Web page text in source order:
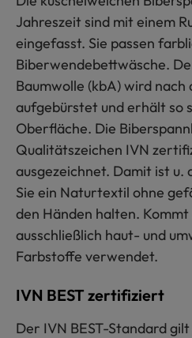
Jahreszeit sind mit einem
eingefasst. Sie passen
Biberwendebettwäsche.
Baumwolle (kbA) wird nach
aufgebürstet und erhält so
Oberfläche. Die
Qualitätszeichen IVN
ausgezeichnet. Damit ist u.
Sie ein Naturtextil ohne
den Händen halten.
ausschließlich haut- und
Farbstoffe verwendet.
IVN BEST zertifiziert
Der IVN BEST-Standard